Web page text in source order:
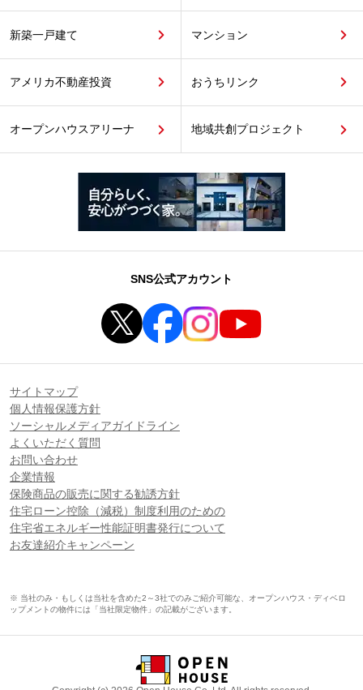
新築一戸建て マンション
アメリカ不動産投資 おうちリンク
オープンハウスアリーナ 地域共創プロジェクト
SNS公式アカウント
サイトマップ
個人情報保護方針
ソーシャルメディアガイドライン
よくいただく質問
お問い合わせ
企業情報
保険商品の販売に関する勧誘方針
住宅ローン控除（減税）制度利用のための
住宅省エネルギー性能証明書発行について
お友達紹介キャンペーン
※ 当社のみ・もしくは当社を含めた2～3社でのみご紹介可能な、オープンハウス・ディベロ
ップメントの物件には「当社限定物件」の記載がございます。